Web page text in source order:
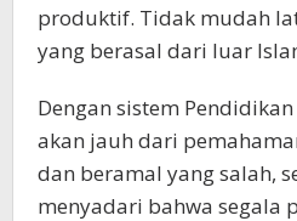
produktif. Tidak mudah
yang berasal dari luar
Dengan sistem
akan jauh dari
dan beramal yang salah,
menyadari bahwa segala